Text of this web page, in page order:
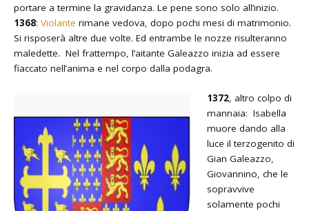
portare a termine la gravidanza. Le pene sono solo all’inizio.
1368:Violante rimane vedova, dopo pochi mesi di matrimonio.
Si risposerà altre due volte. Ed entrambe le nozze risulteranno
maledette. Nel frattempo, l’aitante Galeazzo inizia ad essere
fiaccato nell’anima e nel corpo dalla podagra.
1372 , altro colpo di
mannaia: Isabella
muore dando alla
luce il terzogenito di
Gian Galeazzo,
Giovannino, che le
sopravvive
solamente pochi